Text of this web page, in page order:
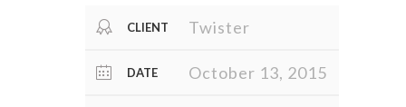
CLIENT Twister
DATE October 13, 2015